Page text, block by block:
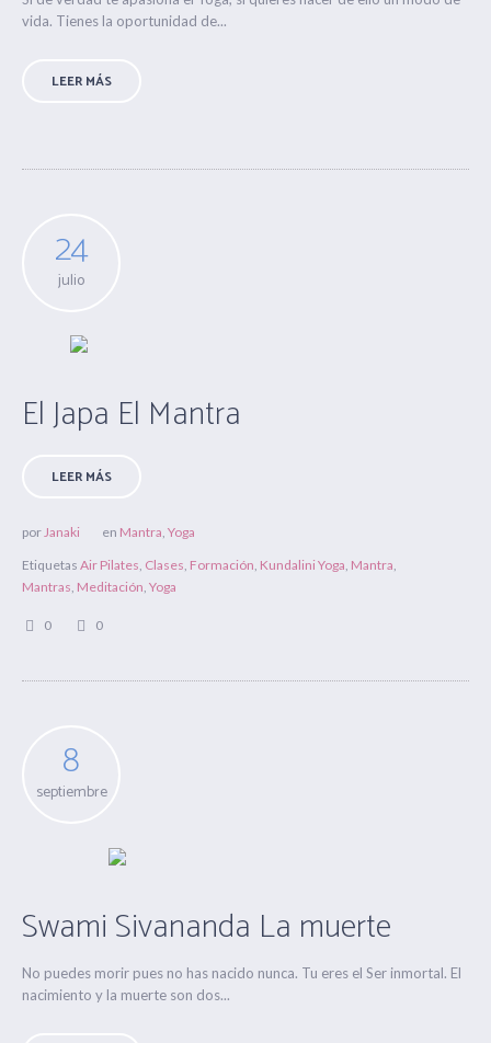
vida. Tienes la oportunidad de...
LEER MÁS
24
julio
El Japa El Mantra
LEER MÁS
porJanaki en Mantra, Yoga
Etiquetas Air Pilates, Clases, Formación, Kundalini Yoga, Mantra,
Mantras, Meditación, Yoga
0 0
8
septiembre
Swami Sivananda La muerte
No puedes morir pues no has nacido nunca. Tu eres el Ser inmortal. El
nacimiento y la muerte son dos...